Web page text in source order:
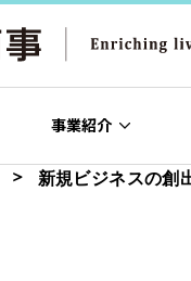
事業紹介
新規ビジネスの創